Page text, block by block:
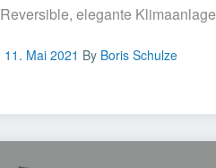
Reversible, elegante Klimaanlage
11. Mai 2021 By Boris Schulze